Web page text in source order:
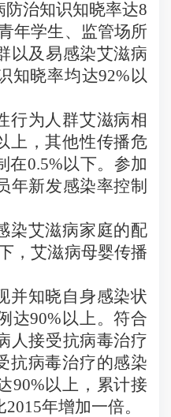
防治知识知晓率达8
年学生、监管场所
以及易感染艾滋病
知晓率均达92% 以
行为人群艾滋病相
上，其他性传播危
在0.5%以下。参加
年新发感染率控制
染艾滋病家庭的配
，艾滋病母婴传播
并知晓自身感染状
达90% 以上。符合
人接受抗病毒治疗
抗病毒治疗的感染
90%以上，累计接
2015年增加一倍。